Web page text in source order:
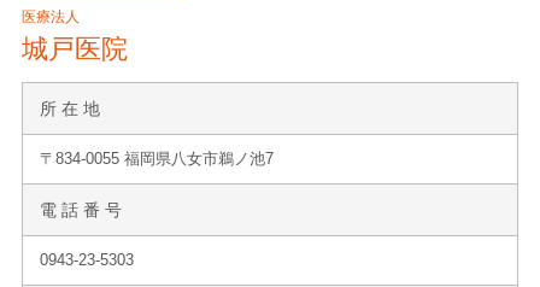
医療法人
城戸医院
所 在 地
〒834-0055 福岡県八女市鵜ノ池7
電 話 番 号
0943-23-5303